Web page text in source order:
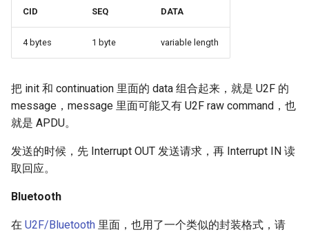
CID SEQ DATA
4 bytes 1 byte variable length
把 init 和 continuation 里面的 data 组合起来，就是 U2F 的
message，message 里面可能又有 U2F raw command，也
就是 APDU。
发送的时候，先 Interrupt OUT 发送请求，再 Interrupt IN 读
取回应。
Bluetooth
在 U2F/Bluetooth 里面，也用了一个类似的封装格式，请